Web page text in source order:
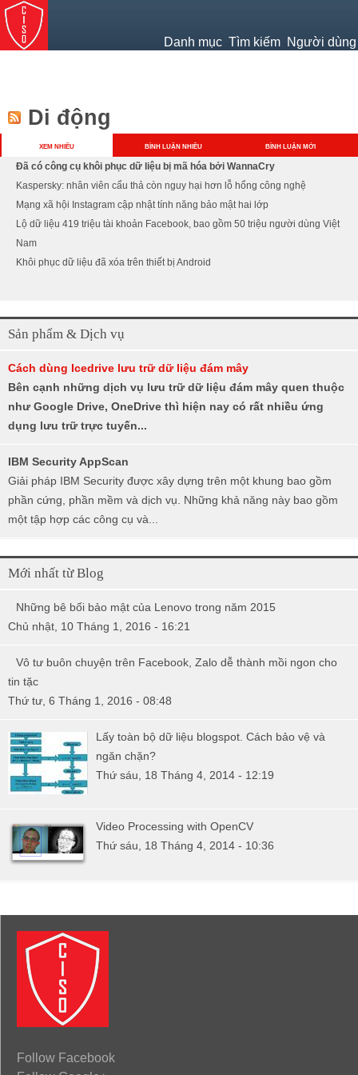
Danh mục Tìm kiếm Người dùng
Di động
XEM NHIỀU BÌNH LUẬN NHIỀU BÌNH LUẬN MỚI
Đã có công cụ khôi phục dữ liệu bị mã hóa bởi WannaCry
Kaspersky: nhân viên cẩu thả còn nguy hại hơn lỗ hổng công nghệ
Mạng xã hội Instagram cập nhật tính năng bảo mật hai lớp
Lộ dữ liệu 419 triệu tài khoản Facebook, bao gồm 50 triệu người dùng Việt
Nam
Khôi phục dữ liệu đã xóa trên thiết bị Android
Sản phẩm & Dịch vụ
Cách dùng Icedrive lưu trữ dữ liệu đám mây
Bên cạnh những dịch vụ lưu trữ dữ liệu đám mây quen thuộc
như Google Drive, OneDrive thì hiện nay có rất nhiều ứng
dụng lưu trữ trực tuyến...
IBM Security AppScan
Giải pháp IBM Security được xây dựng trên một khung bao gồm
phần cứng, phần mềm và dịch vụ. Những khả năng này bao gồm
một tập hợp các công cụ và...
Mới nhất từ Blog
Những bê bối bảo mật của Lenovo trong năm 2015
Chủ nhật, 10 Tháng 1, 2016 - 16:21
Vô tư buôn chuyện trên Facebook, Zalo dễ thành mồi ngon cho
tin tặc
Thứ tư, 6 Tháng 1, 2016 - 08:48
Lấy toàn bộ dữ liệu blogspot. Cách bảo vệ và
ngăn chặn?
Thứ sáu, 18 Tháng 4, 2014 - 12:19
Video Processing with OpenCV
Thứ sáu, 18 Tháng 4, 2014 - 10:36
Follow Facebook